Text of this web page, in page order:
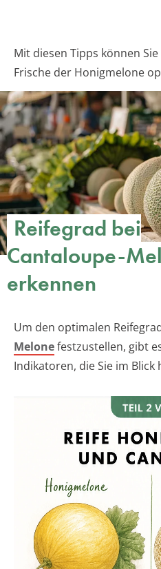
Mit diesen Tipps können
Frische der Honigmelone
Reifegrad bei
Cantaloupe-
erkennen
Um den optimalen
Melonefestzustellen, gibt
Indikatoren, die Sie im Blick